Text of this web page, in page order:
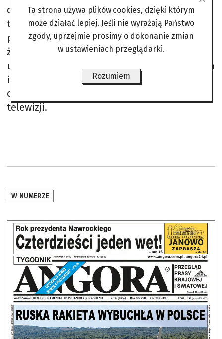
do Warszawy. Zabawne są te warszawskie
tropy od awarii oczyszczalni Czajka przez
pożar mostu Łazienkowskiego po informację,
że najlepsze dragi kupuje się od dilerów na
ulicy Brzeskiej. Pyszna anarchistyczna zabawa
i prawdziwy punkowy kabaret, o wiele
ciekawszy niż te pokazywane non stop w
telewizji.
W NUMERZE
Ta strona używa plików cookies, dzięki którym
może działać lepiej. Jeśli nie wyrażają Państwo
zgody, uprzejmie prosimy o dokonanie zmian
w ustawieniach przeglądarki.
Rozumiem